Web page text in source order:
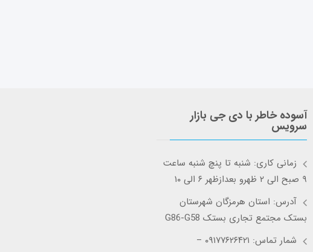
آسوده خاطر با دی جی بازار
سرویس
زمانی کاری: شنبه تا پنچ شنبه ساعت
۹ صبح الی ۲ ظهرو بعدازظهر ۶ الی ۱۰
آدرس: استان هرمزگان شهرستان
بستک مجتمع تجاری بستک G86-G58
شمار تماس: ۰۹۱۷۷۶۲۶۴۲۱ –